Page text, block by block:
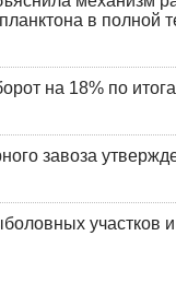
в полной
на 18% по
завоза
участков